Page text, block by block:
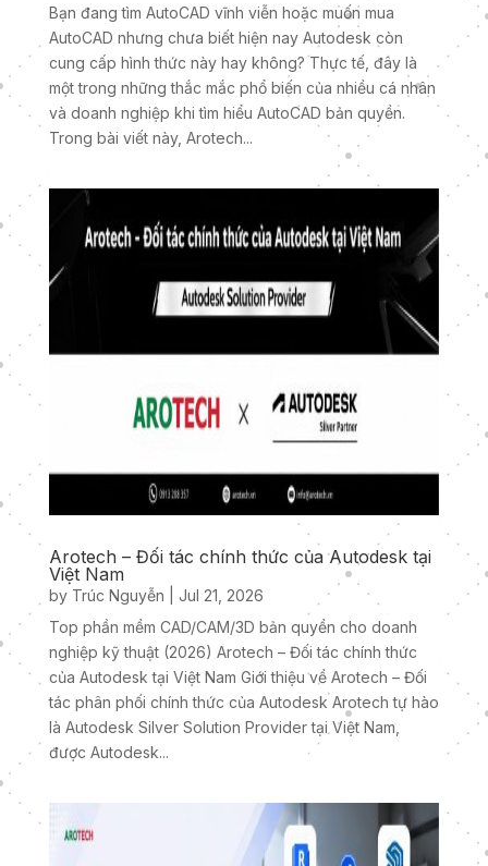
Bạn đang tìm AutoCAD vĩnh viễn hoặc muốn mua
AutoCAD nhưng chưa biết hiện nay Autodesk còn
cung cấp hình thức này hay không? Thực tế, đây là
một trong những thắc mắc phổ biến của nhiều cá nhân
và doanh nghiệp khi tìm hiểu AutoCAD bản quyền.
Trong bài viết này, Arotech...
Arotech – Đối tác chính thức của Autodesk tại
Việt Nam
by Trúc Nguyễn
Jul 21, 2026
Top phần mềm CAD/CAM/3D bản quyền cho doanh
nghiệp kỹ thuật (2026) Arotech – Đối tác chính thức
của Autodesk tại Việt Nam Giới thiệu về Arotech – Đối
tác phân phối chính thức của Autodesk Arotech tự hào
là Autodesk Silver Solution Provider tại Việt Nam,
được Autodesk...